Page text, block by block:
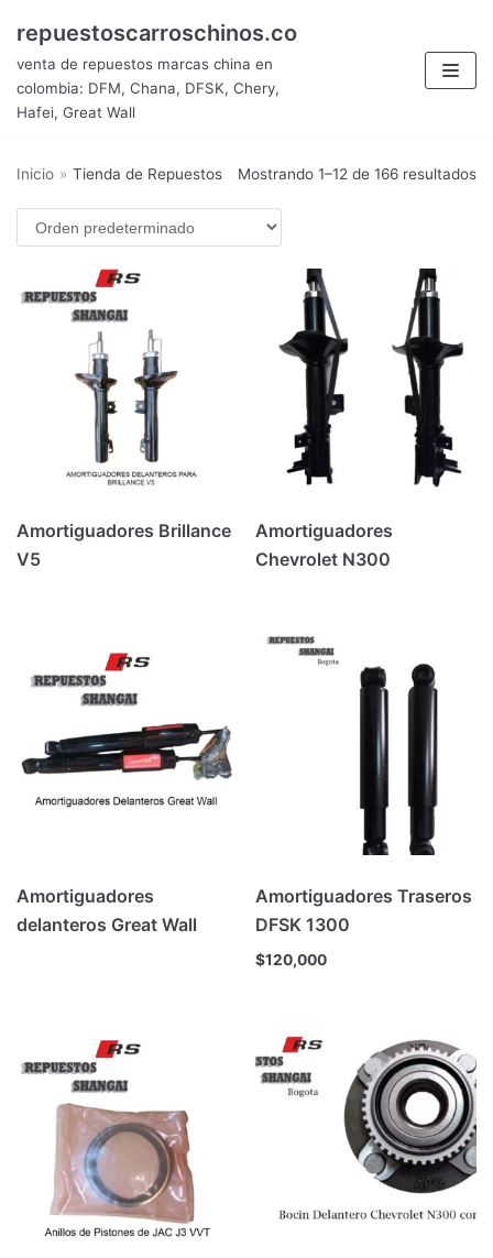
Saltar
contenido
repuestoscarroschinos.co
venta de repuestos marcas china en
colombia: DFM, Chana, DFSK, Chery,
Hafei, Great Wall
Inicio » Tienda de Repuestos Mostrando 1–12 de 166 resultados
Amortiguadores Brillance
V5
Amortiguadores
Chevrolet N300
Amortiguadores
delanteros Great Wall
Amortiguadores Traseros
DFSK 1300
$120,000